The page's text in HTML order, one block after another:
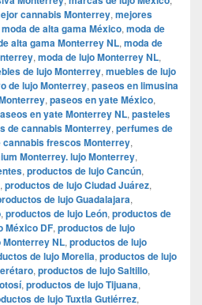
cannabis Monterrey, mejores
moda de alta gama México, moda de
alta gama Monterrey NL, moda de
, moda de lujo Monterrey NL,
de lujo Monterrey, muebles de lujo
de lujo Monterrey, paseos en limusina
, paseos en yate México,
en yate Monterrey NL, pasteles
de cannabis Monterrey, perfumes de
cannabis frescos Monterrey,
Monterrey. lujo Monterrey,
, productos de lujo Cancún,
, productos de lujo Ciudad Juárez,
de lujo Guadalajara,
, productos de lujo León, productos de
México DF, productos de lujo
NL, productos de lujo
de lujo Morelia, productos de lujo
, productos de lujo Saltillo,
, productos de lujo Tijuana,
de lujo Tuxtla Gutiérrez,